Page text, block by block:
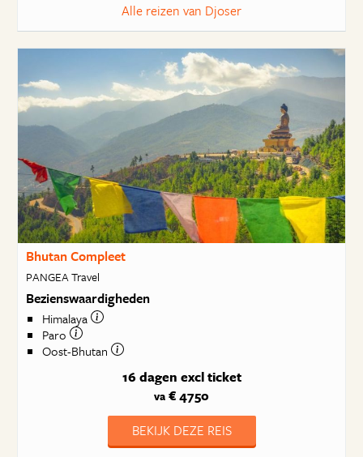
Alle reizen van Djoser
Bhutan Compleet
PANGEA Travel
Bezienswaardigheden
Himalaya
Paro
Oost-Bhutan
16 dagen excl ticket
va € 4750
BEKIJK DEZE REIS